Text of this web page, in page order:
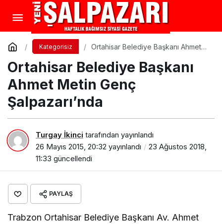
Kategorisiz
Ortahisar Belediye Başkanı Ahmet
Ortahisar Belediye Başkanı
Ahmet Metin Genç
Şalpazarı’nda
Turgay İkinci tarafından yayınlandı
26 Mayıs 2015, 20:32 yayınlandı
23 Ağustos 2018,
11:33 güncellendi
PAYLAŞ
Trabzon Ortahisar Belediye Başkanı Av. Ahmet